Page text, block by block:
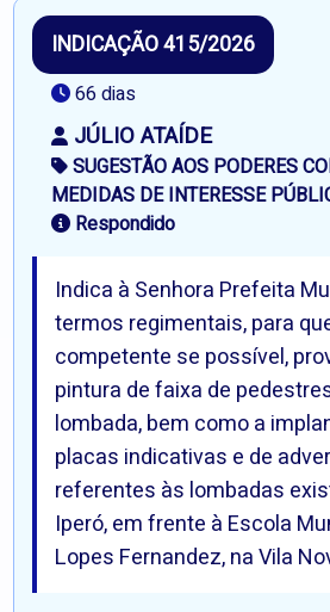
INDICAÇÃO 415/2026
66 dias
JÚLIO ATAÍDE
SUGESTÃO AOS PODERES
MEDIDAS DE INTERESSE
Respondido
Indica à Senhora Prefeita
termos regimentais, para
competente se possível,
pintura de faixa de
lombada, bem como a
placas indicativas e de
referentes às lombadas
Iperó, em frente à Escola
Lopes Fernandez, na Vila